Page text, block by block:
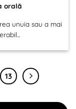
orală
unuia sau a mai
13